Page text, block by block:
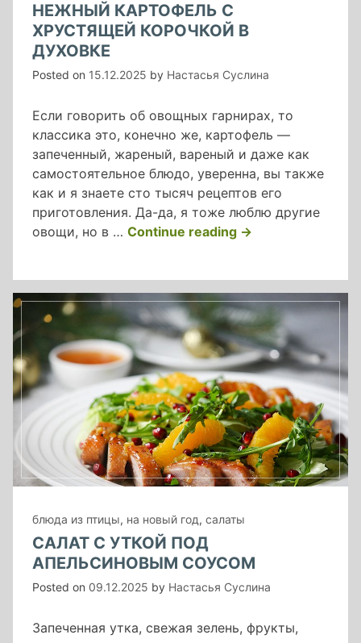
НЕЖНЫЙ КАРТОФЕЛЬ С
ХРУСТЯЩЕЙ КОРОЧКОЙ В
ДУХОВКЕ
Posted on 15.12.2025 by Настасья Суслина
Если говорить об овощных гарнирах, то
классика это, конечно же, картофель —
запеченный, жареный, вареный и даже как
самостоятельное блюдо, уверенна, вы также
как и я знаете сто тысяч рецептов его
приготовления. Да-да, я тоже люблю другие
овощи, но в … Continue reading«нежный
хрустящей
корочкой
в
духовке»
→
блюда из птицы, на новый год, салаты
САЛАТ С УТКОЙ ПОД
АПЕЛЬСИНОВЫМ СОУСОМ
Posted on 09.12.2025 by Настасья Суслина
Запеченная утка, свежая зелень, фрукты,